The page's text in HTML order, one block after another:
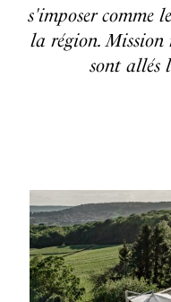
s'imposer comme
la région. Mission
sont allés